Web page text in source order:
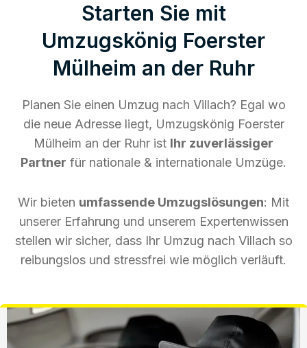
Starten Sie mit
Umzugskönig Foerster
Mülheim an der Ruhr
Planen Sie einen Umzug nach Villach? Egal wo
die neue Adresse liegt, Umzugskönig Foerster
Mülheim an der Ruhr ist Ihr zuverlässiger
Partner für nationale & internationale Umzüge.
Wir bieten umfassende Umzugslösungen: Mit
unserer Erfahrung und unserem Expertenwissen
stellen wir sicher, dass Ihr Umzug nach Villach so
reibungslos und stressfrei wie möglich verläuft.